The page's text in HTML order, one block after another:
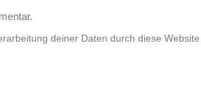
deiner Daten durch diese Website